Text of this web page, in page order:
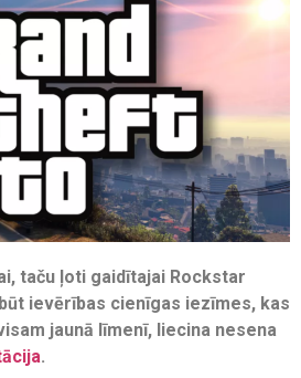
taču ļoti gaidītajai Rockstar
ievērības cienīgas iezīmes, kas
jaunā līmenī, liecina nesena
.